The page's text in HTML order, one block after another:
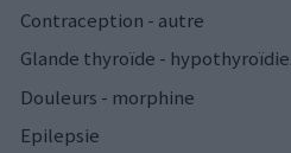
Contraception - autre
Glande thyroïde -
Douleurs - morphine
Epilepsie